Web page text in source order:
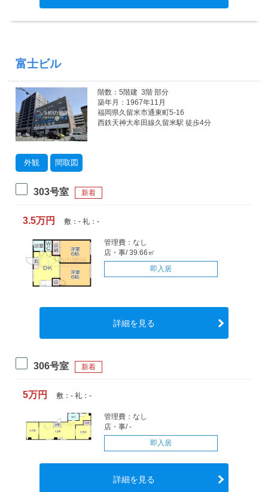
富士ビル
外観 間取図
階数：5階建 3階 部分
築年月：1967年11月
福岡県久留米市通東町5-16
西鉄天神大牟田線久留米駅 徒歩4分
303号室 新着
3.5万円 敷：- 礼：-
管理費：なし
店・事/ 39.66㎡
即入居
詳細を見る
306号室 新着
5万円 敷：- 礼：-
管理費：なし
店・事/ -
即入居
詳細を見る